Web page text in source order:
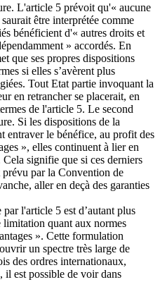
L'article 5 prévoit qu'« aucune
être interprétée comme
bénéficient d'« autres droits et
» accordés. En
que ses propres dispositions
si elles s’avèrent plus
Tout Etat partie invoquant la
en retrancher se placerait, en
de l'article 5. Le second
Si les dispositions de la
entraver le bénéfice, au profit des
», elles continuent à lier en
Cela signifie que si ces derniers
prévu par la Convention de
aller en deçà des garanties
l'article 5 est d’autant plus
limitation quant aux normes
». Cette formulation
un spectre très large de
des ordres internationaux,
il est possible de voir dans